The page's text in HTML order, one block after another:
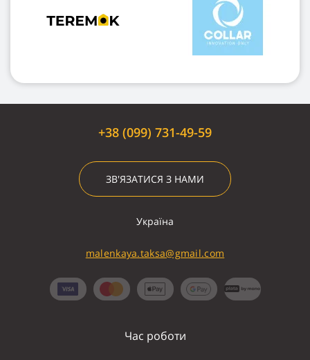
+38 (099) 731-49-59
ЗВ'ЯЗАТИСЯ З НАМИ
Україна
malenkaya.taksa@gmail.com
Час роботи